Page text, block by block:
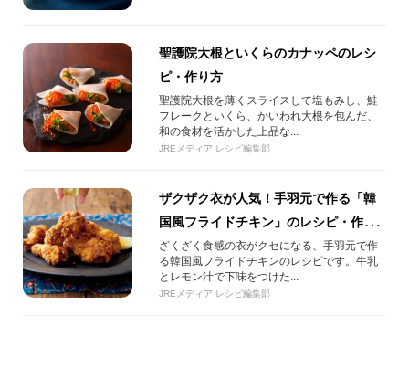
聖護院大根といくらのカナッペのレシ
ピ・作り方
聖護院大根を薄くスライスして塩もみし、鮭
フレークといくら、かいわれ大根を包んだ、
和の食材を活かした上品な...
JREメディア レシピ編集部
ザクザク衣が人気！手羽元で作る「韓
国風フライドチキン」のレシピ・作り
方
ざくざく食感の衣がクセになる、手羽元で作
る韓国風フライドチキンのレシピです。牛乳
とレモン汁で下味をつけた...
JREメディア レシピ編集部